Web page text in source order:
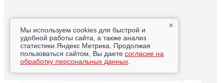
×
Мы используем cookies для быстрой и
удобной работы сайта, а также анализ
статистики Яндекс Метрика. Продолжая
пользоваться сайтом, Вы даете согласие на
обработку персональных данных